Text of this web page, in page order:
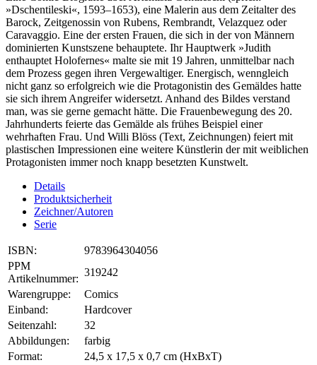
»Dschentileski«, 1593–1653), eine Malerin aus dem Zeitalter des
Barock, Zeitgenossin von Rubens, Rembrandt, Velazquez oder
Caravaggio. Eine der ersten Frauen, die sich in der von Männern
dominierten Kunstszene behauptete. Ihr Hauptwerk »Judith
enthauptet Holofernes« malte sie mit 19 Jahren, unmittelbar nach
dem Prozess gegen ihren Vergewaltiger. Energisch, wenngleich
nicht ganz so erfolgreich wie die Protagonistin des Gemäldes hatte
sie sich ihrem Angreifer widersetzt. Anhand des Bildes verstand
man, was sie gerne gemacht hätte. Die Frauenbewegung des 20.
Jahrhunderts feierte das Gemälde als frühes Beispiel einer
wehrhaften Frau. Und Willi Blöss (Text, Zeichnungen) feiert mit
plastischen Impressionen eine weitere Künstlerin der mit weiblichen
Protagonisten immer noch knapp besetzten Kunstwelt.
Details
Produktsicherheit
Zeichner/Autoren
Serie
ISBN:
9783964304056
PPM
Artikelnummer:
319242
Warengruppe:
Comics
Einband:
Hardcover
Seitenzahl:
32
Abbildungen:
farbig
Format:
24,5 x 17,5 x 0,7 cm (HxBxT)